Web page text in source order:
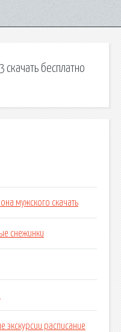
бесплатно
мужского скачать
снежинки
расписание